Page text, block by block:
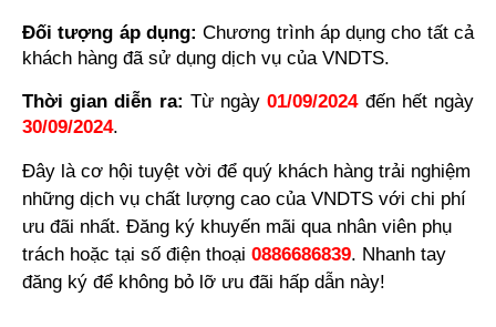
Đối tượng áp dụng: Chương trình áp dụng cho tất cả
khách hàng đã sử dụng dịch vụ của VNDTS.
Thời gian diễn ra: Từ ngày 01/09/2024
30/09/2024.
Đây là cơ hội tuyệt vời để quý khách hàng trải nghiệm
những dịch vụ chất lượng cao của VNDTS với chi phí
ưu đãi nhất. Đăng ký khuyến mãi qua nhân viên phụ
trách hoặc tại số điện thoại 0886686839. Nhanh tay
đăng ký để không bỏ lỡ ưu đãi hấp dẫn này!